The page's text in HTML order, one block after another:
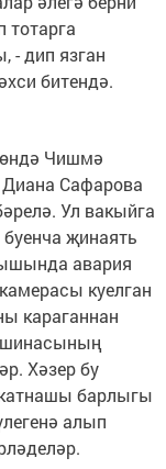
тотарга
дип язган
битендә.
Чишмә
Сафарова
Ул вакыйга
җинаять
авария
куелган
караганнан
Хәзер бу
барлыгы
алып